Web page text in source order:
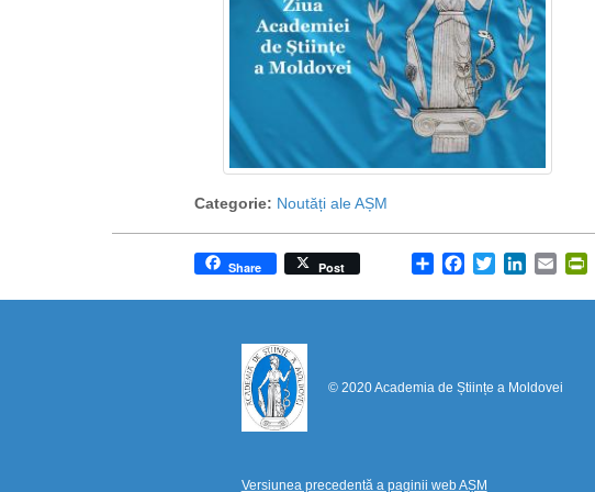
Categorie: Noutăți ale AȘM
Share
Share Post Facebook
TwitterLinkedIn
Email
© 2020 Academia de Științe a Moldovei
Versiunea precedentă a paginii web AȘM